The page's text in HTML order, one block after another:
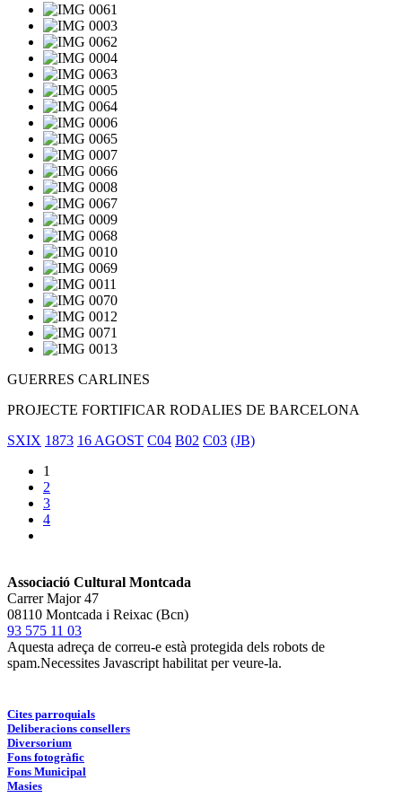
GUERRES CARLINES
PROJECTE FORTIFICAR RODALIES DE BARCELONA
SXIX 1873 16 AGOST C04 B02 C03 (JB)
1
2
3
4
Associació Cultural Montcada
Carrer Major 47
08110 Montcada i Reixac (Bcn)
93 575 11 03
Aquesta adreça de correu-e està protegida dels robots de
spam.Necessites Javascript habilitat per veure-la.
Cites parroquials
Deliberacions consellers
Diversorium
Fons fotogràfic
Fons Municipal
Masies